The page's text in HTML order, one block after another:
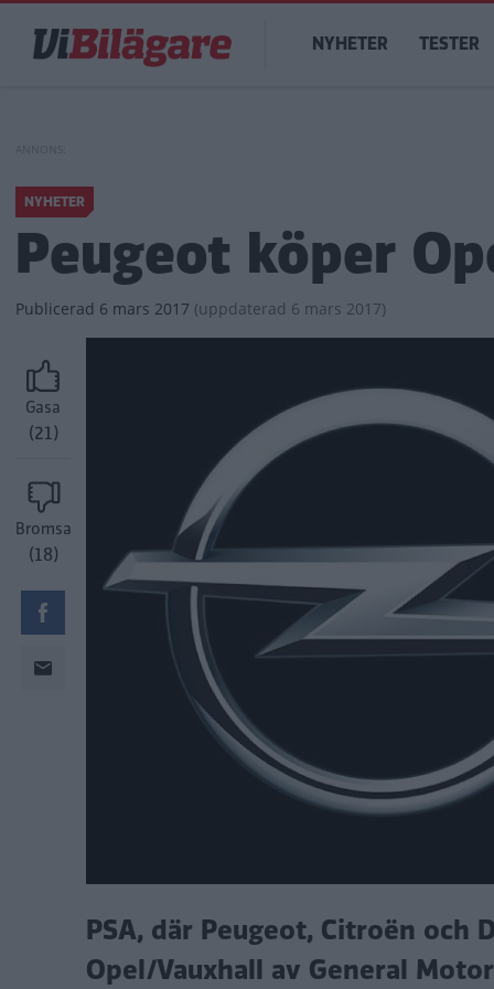
huvudinnehåll
Main
navigation
NYHETER TESTER
NYHETER
Peugeot köper
Publicerad 6 mars 2017 (uppdaterad 6 mars 2017)
Gasa
(21)
Bromsa
(18)
PSA, där Peugeot, Citroën och
Opel/Vauxhall av General